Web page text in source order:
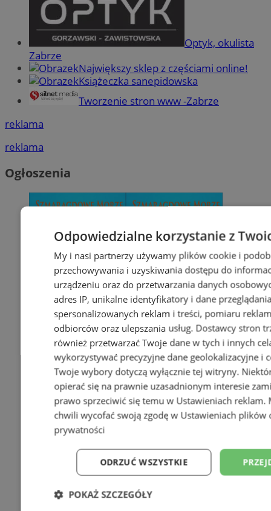
Optyk, okulista
Zabrze
Największy sklep z częściami online!
Książeczka sanepidowska
Tworzenie stron www -Zabrze
reklama
reklama
Ogłoszenia
Odpowiedzialne korzystanie z
My i nasi partnerzy używamy plików cookie i
przechowywania i uzyskiwania dostępu do
urządzeniu oraz do przetwarzania danych
adres IP, unikalne identyfikatory i dane
spersonalizowanych reklam i treści, pomiaru
odbiorców oraz ulepszania usług. Dostawcy stron
również przetwarzać Twoje dane w tych i innych
wykorzystywać precyzyjne dane geolokalizacyjne i
Twoje wybory dotyczą wyłącznie tej witryny.
opierać się na prawnie uzasadnionym interesie
prawo sprzeciwić się temu w Ustawieniach reklam.
chwili wycofać swoją zgodę w Ustawieniach plików
prywatności
ODRZUĆ WSZYSTKIE
POKAŻ SZCZEGÓŁY